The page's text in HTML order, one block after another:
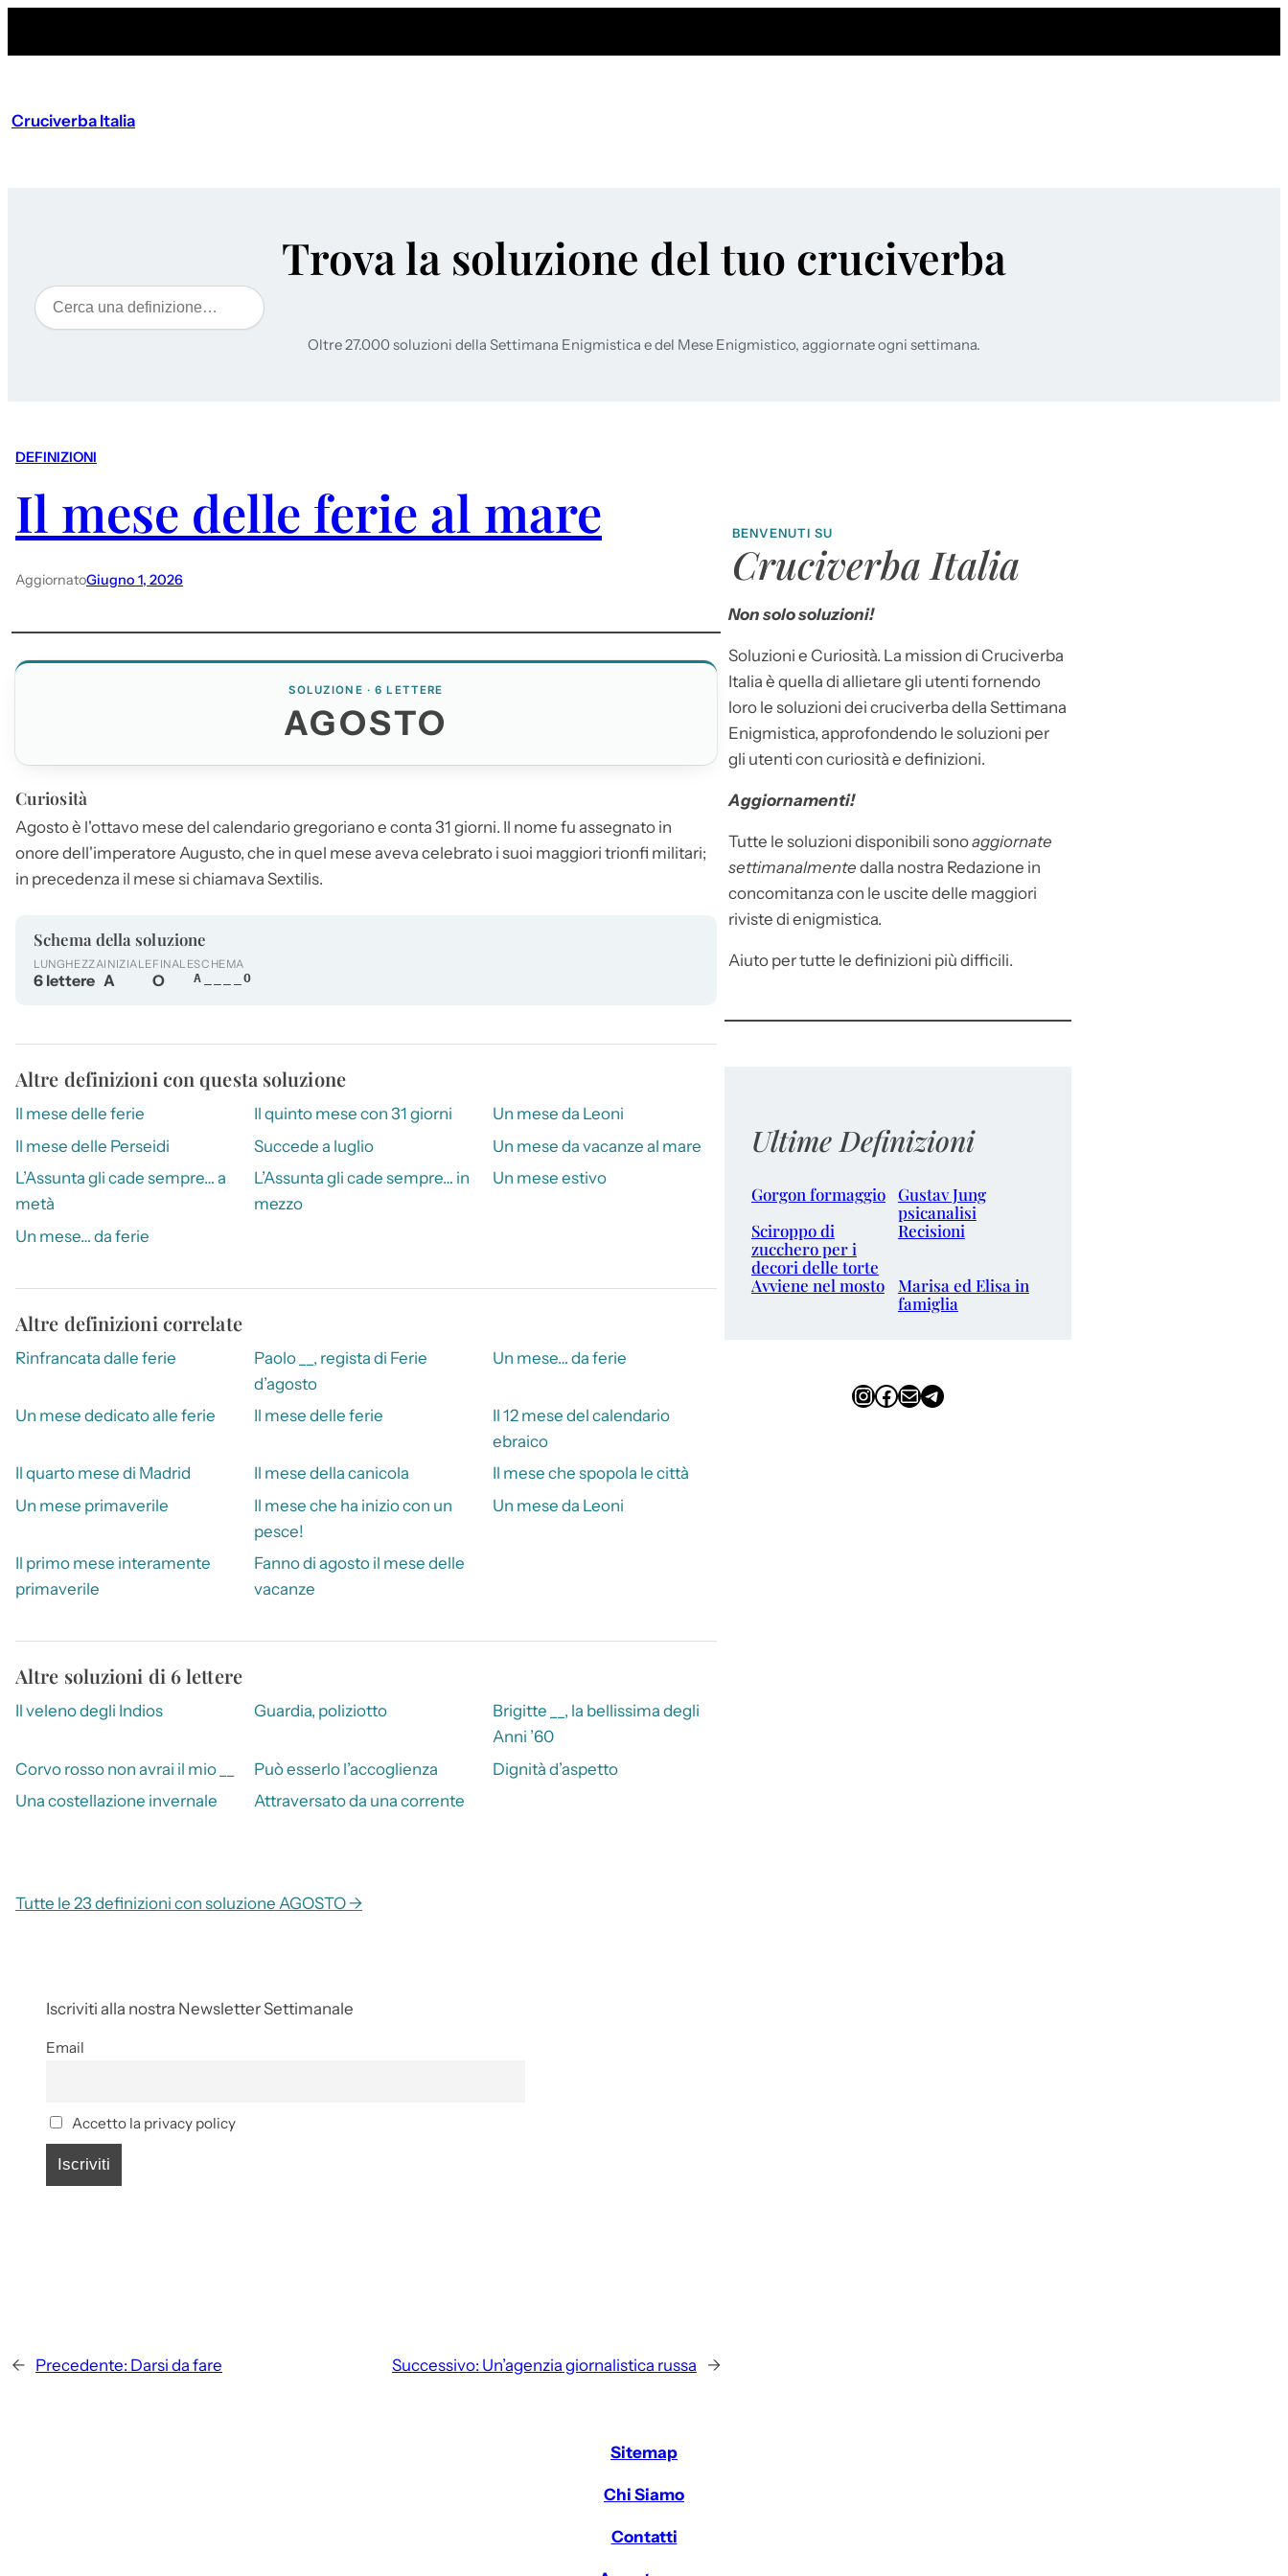
Cruciverba Italia
Trova la soluzione del tuo cruciverba
Cerca
Oltre 27.000 soluzioni della Settimana Enigmistica e del Mese Enigmistico, aggiornate ogni settimana.
DEFINIZIONI
Il mese delle ferie al mare
AggiornatoGiugno 1, 2026
SOLUZIONE · 6 LETTERE
AGOSTO
Curiosità
Agostoè l'ottavo mese del calendario gregoriano e conta 31 giorni. Il nome fu assegnato in
onore dell'imperatore Augusto, che in quel mese aveva celebrato i suoi maggiori trionfi militari;
in precedenza il mese si chiamava Sextilis.
Schema della soluzione
LUNGHEZZA
6 lettere
INIZIALE
A
FINALE
O
SCHEMA
A____O
Altre definizioni con questa soluzione
Il mese delle ferie Il quinto mese con 31 giorni
Un mese da Leoni
Il mese delle Perseidi
Succede a luglio
Un mese da vacanze al mare
L’Assunta gli cade sempre… a
metà
L’Assunta gli cade sempre… in
mezzo
Un mese estivo
Un mese… da ferie
Altre definizioni correlate
Rinfrancata dalle ferie
Paolo __, regista di Ferie
d’agosto
Un mese… da ferie
Un mese dedicato alle ferie Il mese delle ferie
Il 12 mese del calendario
ebraico
Il quarto mese di Madrid
Il mese della canicola
Il mese che spopola le città
Un mese primaverile
Il mese che ha inizio con un
pesce!
Un mese da Leoni
Il primo mese interamente
primaverile
Fanno di agosto il mese delle
vacanze
Altre soluzioni di 6 lettere
Il veleno degli Indios Guardia, poliziotto
Brigitte __, la bellissima degli
Anni ’60
Corvo rosso non avrai il mio __
Può esserlo l’accoglienza
Dignità d’aspetto
Una costellazione invernale
Attraversato da una corrente
Tutte le 23 definizioni con soluzione AGOSTO →
Iscriviti alla nostra Newsletter Settimanale
Email
Accetto la privacy policy
← Precedente: Darsi da fare Successivo: Un’agenzia giornalistica russa →
BENVENUTI SU
Cruciverba Italia
Non solo soluzioni!
Soluzioni e Curiosità. La mission di Cruciverba
Italia è quella di allietare gli utenti fornendo
loro le soluzioni dei cruciverba della Settimana
Enigmistica, approfondendo le soluzioni per
gli utenti con curiosità e definizioni.
Aggiornamenti!
Tutte le soluzioni disponibili sonoaggiornate
settimanalmente dalla nostra Redazione in
concomitanza con le uscite delle maggiori
riviste di enigmistica.
Aiuto per tutte le definizioni più difficili.
Ultime Definizioni
Gorgon formaggio Gustav Jung
psicanalisi
Sciroppo di
zucchero per i
decori delle torte
Recisioni
Avviene nel mosto
Marisa ed Elisa in
famiglia
InstagramFacebook Email Telegram
Sitemap
Chi Siamo
Contatti